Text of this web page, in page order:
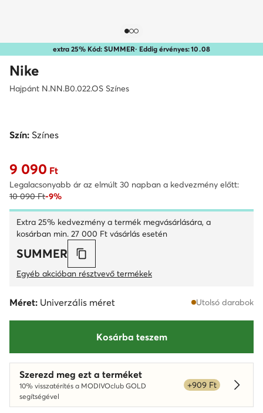
extra 25% Kód: SUMMER· Eddig érvényes:10.08
Nike
Hajpánt N.NN.B0.022.OS Színes
Szín: Színes
Aktuális ár 9 090 Ft
9 090 Ft
Legalacsonyabb ár az elmúlt 30 napban a kedvezmény előtt:
10 090 Ft-9%
Extra 25% kedvezmény a termék megvásárlására, a
kosárban min. 27 000 Ft vásárlás esetén
SUMMER
Egyéb akcióban résztvevő termékek
Méret: Univerzális méret Utolsó darabok
Kosárba teszem
Szerezd meg ezt a terméket
10% visszatérítés a MODIVOclub GOLD
segítségével
+909 Ft